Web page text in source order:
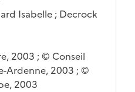
Isabelle ; Decrock
2003 ; © Conseil
Ardenne, 2003 ; ©
2003